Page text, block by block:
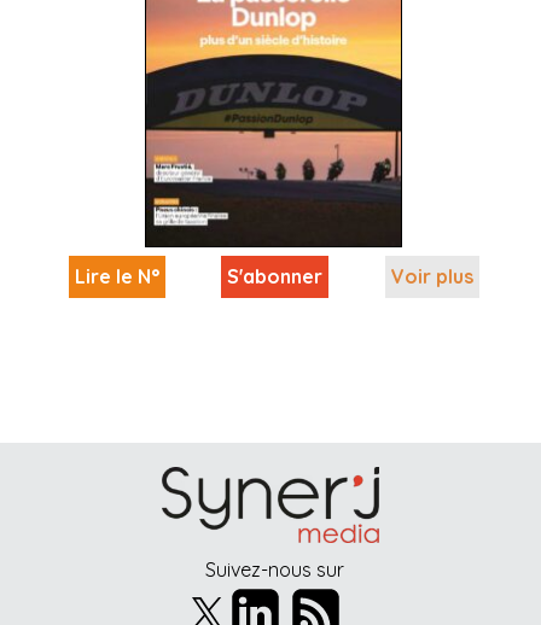
Lire le N° S'abonner Voir plus
Suivez-nous sur